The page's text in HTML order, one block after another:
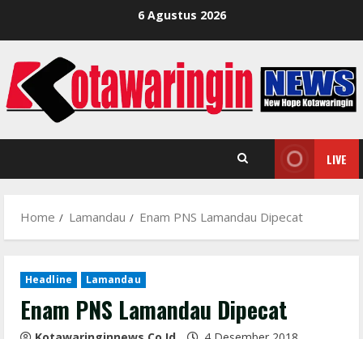
6 Agustus 2026
LIVE
Home Lamandau Enam PNS Lamandau Dipecat
Headline Lamandau
Enam PNS Lamandau Dipecat